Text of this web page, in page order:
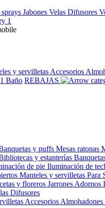
Jabones Velas Difusores
y servilletas Accesorios
Baño REBAJAS
y puffs Mesas ratonas
y estanterías
de pie Iluminación de
Manteles y servilletas Para
y floreros Jarrones Adornos
Difusores
Accesorios Almohadones